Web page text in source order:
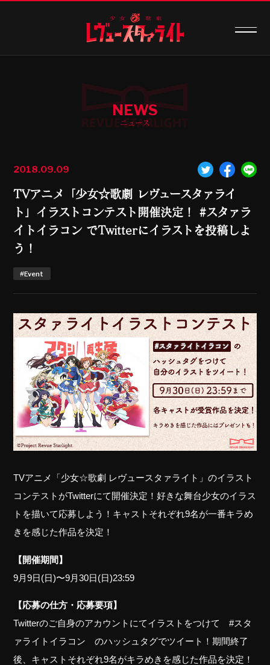
NEWS
ニュース
2018.09.09
TVアニメ「少女☆歌劇 レヴュースタァライ
ト」イラストコンテスト開催決定！ #スタァラ
イトイラコン でTwitterにイラストを投稿しよ
う！
#Event
TVアニメ「少女☆歌劇 レヴュースタァライト」のイラスト
コンテストがTwitterにて開催決定！好きな舞台少女のイラス
トを描いて応募しよう！キャストそれぞれ9名が一番キラめ
きを感じた作品を決定！
【開催期間】
9月9日(日)〜9月30日(日)23:59
【応募の仕方・応募要項】
Twitterのご自身のアカウントにてイラストをつけて #スタ
ァライトイラコン のハッシュタグでツイート！期間終了
後、キャストそれぞれ9名がキラめきを感じた作品を決定！